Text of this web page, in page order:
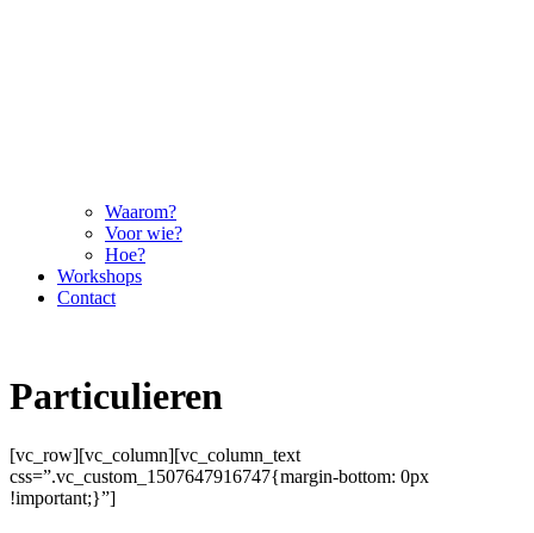
Waarom?
Voor wie?
Hoe?
Workshops
Contact
Particulieren
[vc_row][vc_column][vc_column_text
css=”.vc_custom_1507647916747{margin-bottom: 0px
!important;}”]